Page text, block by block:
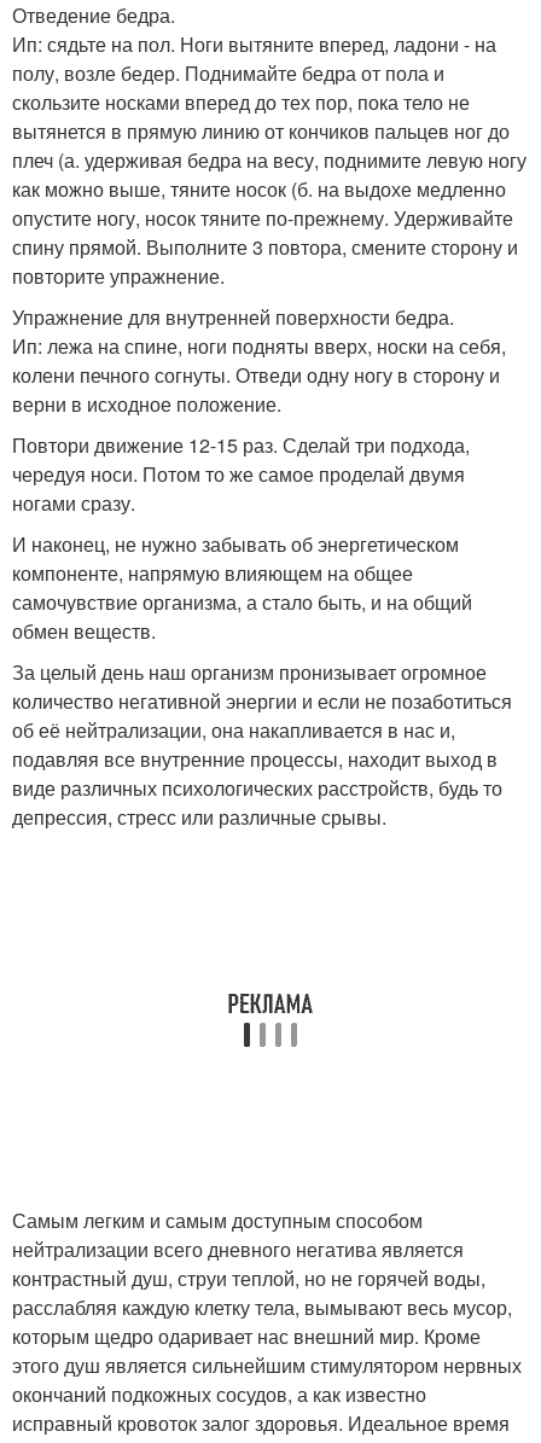
Отведение бедра.
Ип: сядьте на пол. Ноги вытяните вперед, ладони - на
полу, возле бедер. Поднимайте бедра от пола и
скользите носками вперед до тех пор, пока тело не
вытянется в прямую линию от кончиков пальцев ног до
плеч (а. удерживая бедра на весу, поднимите левую ногу
как можно выше, тяните носок (б. на выдохе медленно
опустите ногу, носок тяните по-прежнему. Удерживайте
спину прямой. Выполните 3 повтора, смените сторону и
повторите упражнение.
Упражнение для внутренней поверхности бедра.
Ип: лежа на спине, ноги подняты вверх, носки на себя,
колени печного согнуты. Отведи одну ногу в сторону и
верни в исходное положение.
Повтори движение 12-15 раз. Сделай три подхода,
чередуя носи. Потом то же самое проделай двумя
ногами сразу.
И наконец, не нужно забывать об энергетическом
компоненте, напрямую влияющем на общее
самочувствие организма, а стало быть, и на общий
обмен веществ.
За целый день наш организм пронизывает огромное
количество негативной энергии и если не позаботиться
об её нейтрализации, она накапливается в нас и,
подавляя все внутренние процессы, находит выход в
виде различных психологических расстройств, будь то
депрессия, стресс или различные срывы.
Самым легким и самым доступным способом
нейтрализации всего дневного негатива является
контрастный душ, струи теплой, но не горячей воды,
расслабляя каждую клетку тела, вымывают весь мусор,
которым щедро одаривает нас внешний мир. Кроме
этого душ является сильнейшим стимулятором нервных
окончаний подкожных сосудов, а как известно
исправный кровоток залог здоровья. Идеальное время